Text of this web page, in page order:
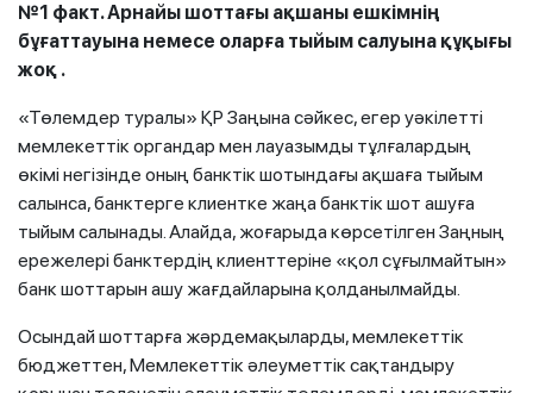
№1 факт. Арнайы шоттағы ақшаны ешкімнің
бұғаттауына немесе оларға тыйым салуына құқығы
жоқ .
«Төлемдер туралы» ҚР Заңына сәйкес, егер уәкілетті
мемлекеттік органдар мен лауазымды тұлғалардың
өкімі негізінде оның банктік шотындағы ақшаға тыйым
салынса, банктерге клиентке жаңа банктік шот ашуға
тыйым салынады. Алайда, жоғарыда көрсетілген Заңның
ережелері банктердің клиенттеріне «қол сұғылмайтын»
банк шоттарын ашу жағдайларына қолданылмайды.
Осындай шоттарға жәрдемақыларды, мемлекеттік
бюджеттен, Мемлекеттік әлеуметтік сақтандыру